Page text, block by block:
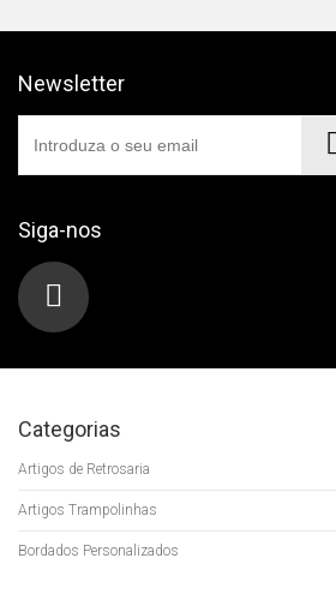
Newsletter
Siga-nos
Categorias
Artigos de Retrosaria
Artigos Trampolinhas
Bordados Personalizados